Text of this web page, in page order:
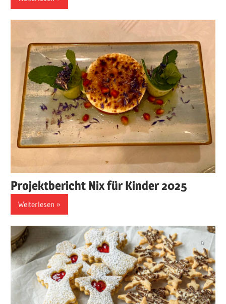
Projektbericht Nix für Kinder 2025
Weiterlesen